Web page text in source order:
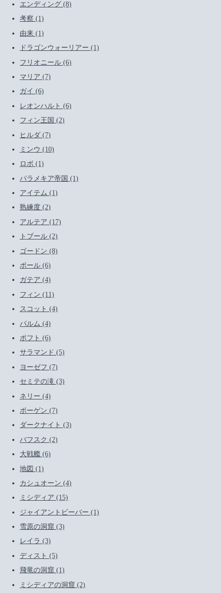
エンディング (8)
考察 (1)
由来 (1)
ドラゴンウォーリアー (1)
フリオニール (6)
マリア (7)
ガイ (6)
レオンハルト (6)
フィン王国 (2)
ヒルダ (7)
ミンウ (10)
ロボ (1)
パラメキア帝国 (1)
アイテム (1)
熟練度 (2)
アルテア (17)
トブール (2)
ゴードン (8)
ポール (6)
ガテア (4)
フィン (11)
スコット (4)
パルム (4)
ポフト (6)
サラマンド (5)
ヨーゼフ (7)
セミテの滝 (3)
ネリー (4)
ボーゲン (7)
ダークナイト (3)
バフスク (2)
大戦艦 (6)
地図 (1)
カシュオーン (4)
ミシディア (15)
ジャイアントビーバー (1)
雪原の洞窟 (3)
レイラ (3)
ディスト (5)
飛竜の洞窟 (1)
ミシディアの洞窟 (2)